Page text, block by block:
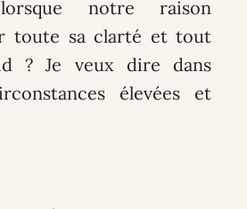
notre raison
toute sa clarté et tout
? Je veux dire dans
élevées et